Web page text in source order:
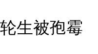
轮生被孢霉